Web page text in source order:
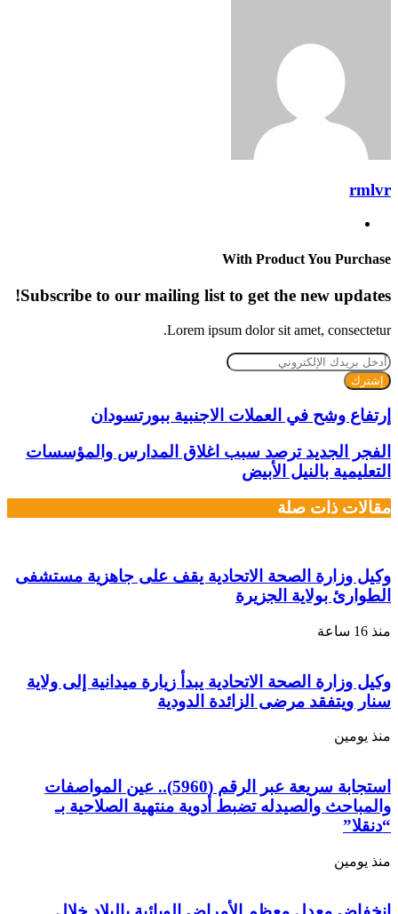
rmlvr
With Product You Purchase
Subscribe to our mailing list to get the new updates!
Lorem ipsum dolor sit amet, consectetur.
أدخل
بريدك
الإلكتروني
إرتفاع وشح في العملات الاجنبية ببورتسودان
الفجر الجديد ترصد سبب اغلاق المدارس والمؤسسات
التعليمية بالنيل الأبيض
مقالات ذات صلة
وكيل وزارة الصحة الاتحادية يقف على جاهزية مستشفى
الطوارئ بولاية الجزيرة
منذ 16 ساعة
وكيل وزارة الصحة الاتحادية يبدأ زيارة ميدانية إلى ولاية
سنار ويتفقد مرضى الزائدة الدودية
منذ يومين
استجابة سريعة عبر الرقم (5960).. عين المواصفات
والمباحث والصيدله تضبط أدوية منتهية الصلاحية بـ
“دنقلا”
منذ يومين